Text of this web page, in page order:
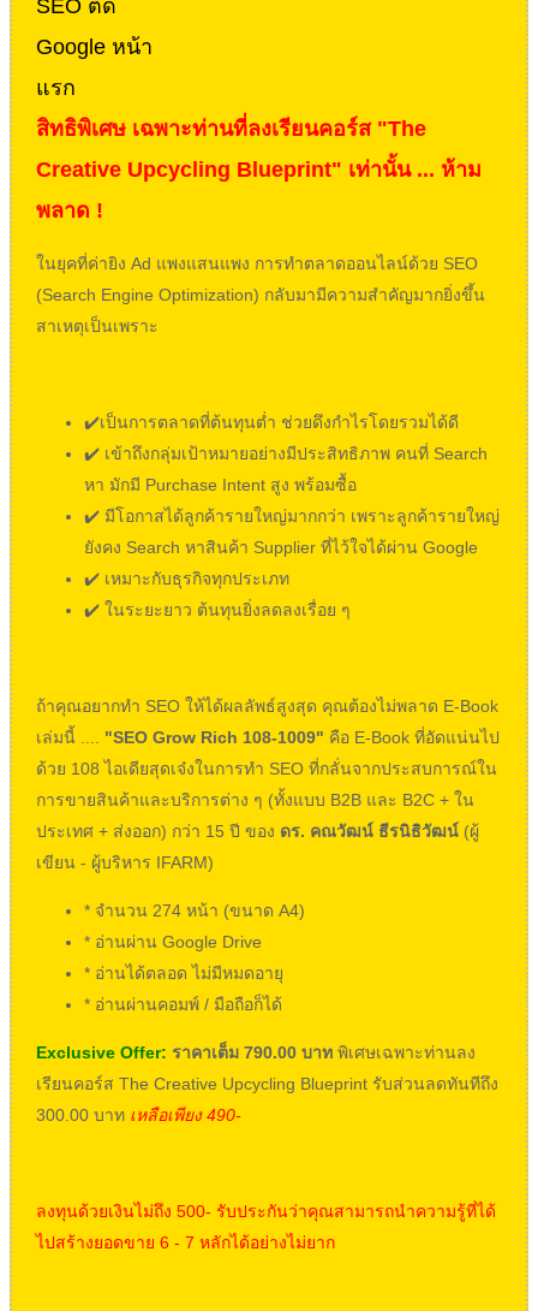
สิทธิพิเศษ เฉพาะท่านที่ลงเรียนคอร์ส "The
Creative Upcycling Blueprint" เท่านั้น ... ห้าม
พลาด !
ในยุคที่ค่ายิง Ad แพงแสนแพง การทำตลาดออนไลน์ด้วย SEO
(Search Engine Optimization) กลับมามีความสำคัญมากยิ่งขึ้น
สาเหตุเป็นเพราะ
✔️เป็นการตลาดที่ต้นทุนต่ำ ช่วยดึงกำไรโดยรวมได้ดี
✔️ เข้าถึงกลุ่มเป้าหมายอย่างมีประสิทธิภาพ คนที่ Search
หา มักมี Purchase Intent สูง พร้อมซื้อ
✔️ มีโอกาสได้ลูกค้ารายใหญ่มากกว่า เพราะลูกค้ารายใหญ่
ยังคง Search หาสินค้า Supplier ที่ไว้ใจได้ผ่าน Google
✔️ เหมาะกับธุรกิจทุกประเภท
✔️ ในระยะยาว ต้นทุนยิ่งลดลงเรื่อย ๆ
ถ้าคุณอยากทำ SEO ให้ได้ผลลัพธ์สูงสุด คุณต้องไม่พลาด E-Book
เล่มนี้ .... "SEO Grow Rich 108-1009" คือ E-Book ที่อัดแน่นไป
ด้วย 108 ไอเดียสุดเจ๋งในการทำ SEO ที่กลั่นจากประสบการณ์ใน
การขายสินค้าและบริการต่าง ๆ (ทั้งแบบ B2B และ B2C + ใน
ประเทศ + ส่งออก) กว่า 15 ปี ของ ดร. คณวัฒน์ ธีรนิธิวัฒน์ (ผู้
เขียน - ผู้บริหาร IFARM)
* จำนวน 274 หน้า (ขนาด A4)
* อ่านผ่าน Google Drive
* อ่านได้ตลอด ไม่มีหมดอายุ
* อ่านผ่านคอมพ์ / มือถือก็ได้
Exclusive Offer: ราคาเต็ม 790.00 บาท พิเศษเฉพาะท่านลง
เรียนคอร์ส The Creative Upcycling Blueprint รับส่วนลดทันทีถึง
300.00 บาท เหลือเพียง 490-
ลงทุนด้วยเงินไม่ถึง 500- รับประกันว่าคุณสามารถนำความรู้ที่ได้
ไปสร้างยอดขาย 6 - 7 หลักได้อย่างไม่ยาก